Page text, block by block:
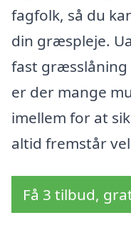
fagfolk, så du
din græspleje.
fast græsslåning
er der mange
imellem for at
altid fremstår
Få 3 tilbud,